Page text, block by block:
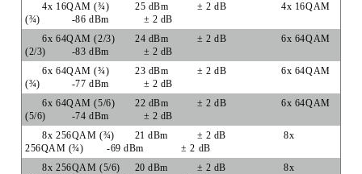
4x 16QAM (¾)
25 dBm ± 2 dB
4x 16QAM
(¾)
-86 dBm
± 2 dB
6x 64QAM (2/3)
24 dBm ± 2 dB
6x 64QAM
(2/3)
-83 dBm
± 2 dB
6x 64QAM (¾)
23 dBm ± 2 dB
6x 64QAM
(¾)
-77 dBm
± 2 dB
6x 64QAM (5/6)
22 dBm ± 2 dB
6x 64QAM
(5/6)
-74 dBm
± 2 dB
8x 256QAM (¾)
21 dBm ± 2 dB
8x
256QAM (¾)
-69 dBm
± 2 dB
8x 256QAM (5/6)
20 dBm ± 2 dB
8x